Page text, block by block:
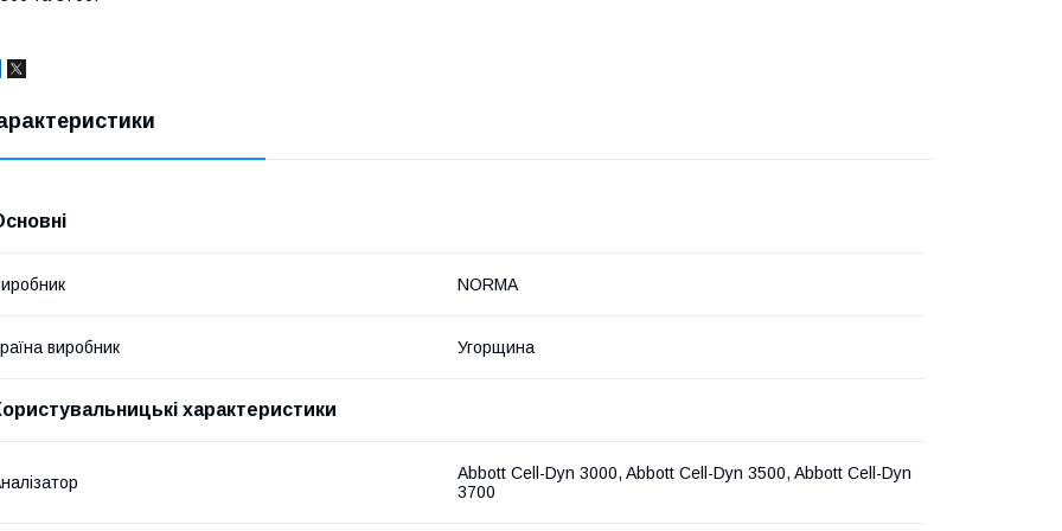
NORMA
виробник Угорщина
характеристики
Abbott Cell-Dyn 3000, Abbott Cell-Dyn 3500, Abbott Cell-Dyn
3700